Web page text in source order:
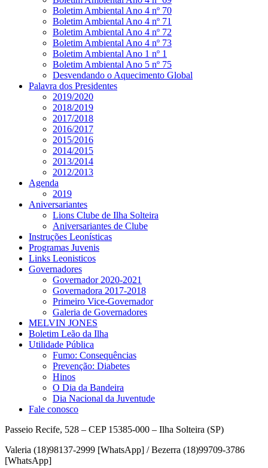
Boletim Ambiental Ano 4 nº 70
Boletim Ambiental Ano 4 nº 71
Boletim Ambiental Ano 4 nº 72
Boletim Ambiental Ano 4 nº 73
Boletim Ambiental Ano 1 nº 1
Boletim Ambiental Ano 5 nº 75
Desvendando o Aquecimento Global
Palavra dos Presidentes
2019/2020
2018/2019
2017/2018
2016/2017
2015/2016
2014/2015
2013/2014
2012/2013
Agenda
2019
Aniversariantes
Lions Clube de Ilha Solteira
Aniversariantes de Clube
Instruções Leonísticas
Programas Juvenis
Links Leonisticos
Governadores
Governador 2020-2021
Governadora 2017-2018
Primeiro Vice-Governador
Galeria de Governadores
MELVIN JONES
Boletim Leão da Ilha
Utilidade Pública
Fumo: Consequências
Prevenção: Diabetes
Hinos
O Dia da Bandeira
Dia Nacional da Juventude
Fale conosco
Passeio Recife, 528 – CEP 15385-000 – Ilha Solteira (SP)
Valeria (18)98137-2999 [WhatsApp] / Bezerra (18)99709-3786
[WhatsApp]